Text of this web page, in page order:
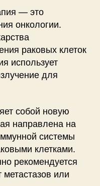
— это
онкологии.
раковых клеток
использует
для
собой новую
направлена на
системы
клетками.
рекомендуется
или